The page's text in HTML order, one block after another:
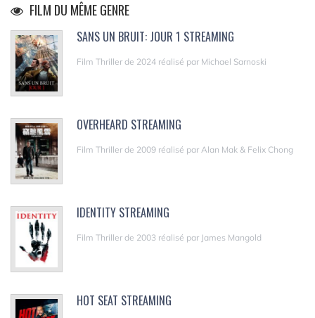
FILM DU MÊME GENRE
SANS UN BRUIT: JOUR 1 STREAMING
Film Thriller de 2024 réalisé par Michael Sarnoski
OVERHEARD STREAMING
Film Thriller de 2009 réalisé par Alan Mak & Felix Chong
IDENTITY STREAMING
Film Thriller de 2003 réalisé par James Mangold
HOT SEAT STREAMING